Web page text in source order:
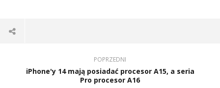
POPRZEDNI
iPhone'y 14 mają posiadać procesor A15, a seria
Pro procesor A16